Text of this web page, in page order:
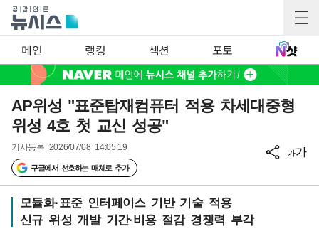
메인 랭킹 섹션 포토
AP위성 "표준탑재컴퓨터 적용 차세대중형
위성 4호 첫 교신 성공"
기사등록 2026/07/08 14:05:19
구글에서 선호하는 매체로 추가
가가
모듈화·표준 인터페이스 기반 기술 적용
신규 위성 개발 기간·비용 절감 경쟁력 부각